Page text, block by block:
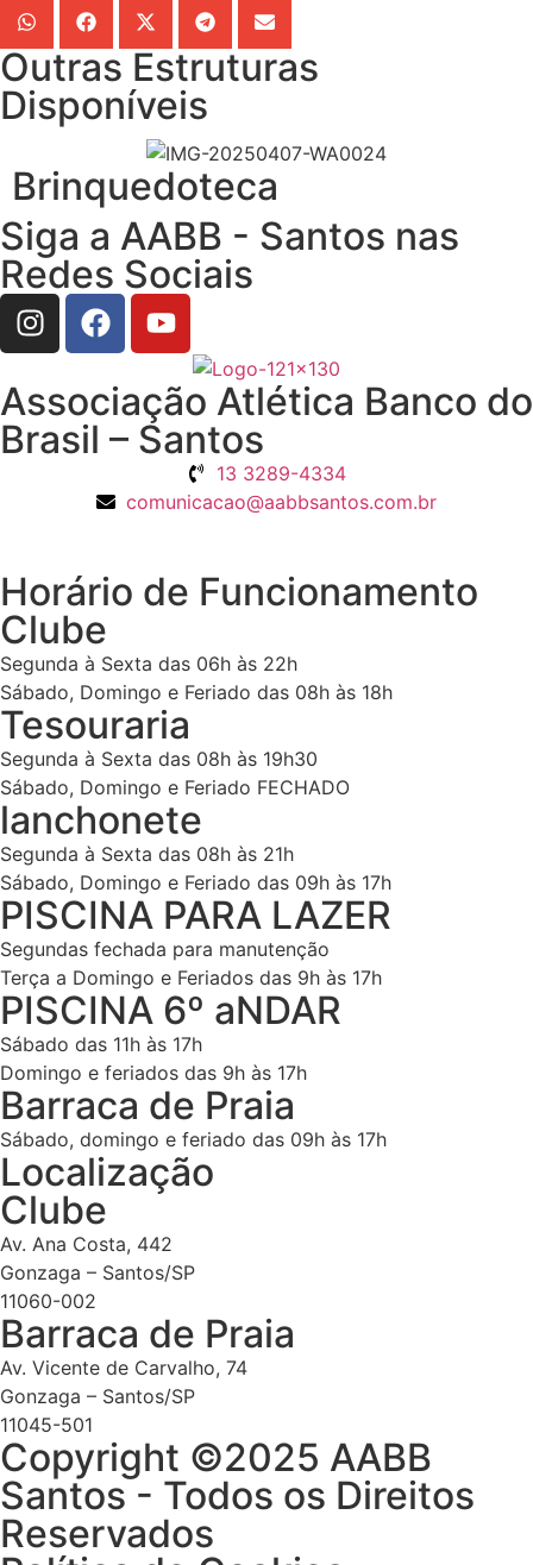
Outras Estruturas
Disponíveis
Brinquedoteca
Siga a AABB - Santos nas
Redes Sociais
Associação Atlética Banco do
Brasil – Santos
13 3289-4334
comunicacao@aabbsantos.com.br
Horário de Funcionamento
Clube
Segunda à Sexta das 06h às 22h
Sábado, Domingo e Feriado das 08h às 18h
Tesouraria
Segunda à Sexta das 08h às 19h30
Sábado, Domingo e Feriado FECHADO
lanchonete
Segunda à Sexta das 08h às 21h
Sábado, Domingo e Feriado das 09h às 17h
PISCINA PARA LAZER
Segundas fechada para manutenção
Terça a Domingo e Feriados das 9h às 17h
PISCINA 6º aNDAR
Sábado das 11h às 17h
Domingo e feriados das 9h às 17h
Barraca de Praia
Sábado, domingo e feriado das 09h às 17h
Localização
Clube
Av. Ana Costa, 442
Gonzaga – Santos/SP
11060-002
Barraca de Praia
Av. Vicente de Carvalho, 74
Gonzaga – Santos/SP
11045-501
Copyright ©2025 AABB
Santos - Todos os Direitos
Reservados